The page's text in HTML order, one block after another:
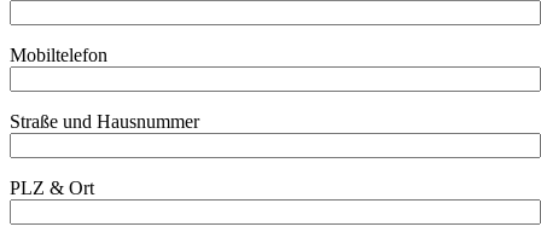
Mobiltelefon
Straße und Hausnummer
PLZ & Ort